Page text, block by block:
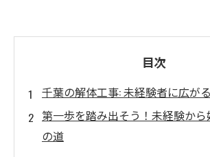
目次
千葉の解体工事: 未経験者に広が
第一歩を踏み出そう！未経験か
の道